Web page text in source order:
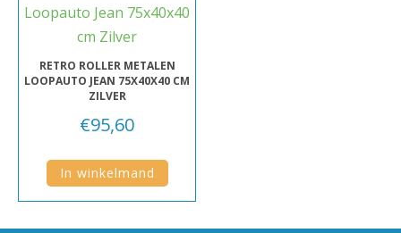
RETRO ROLLER METALEN
LOOPAUTO JEAN 75X40X40 CM
ZILVER
€95,60
In winkelmand